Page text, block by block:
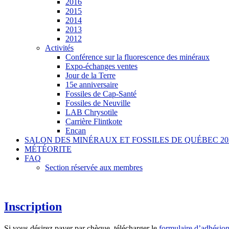
2016
2015
2014
2013
2012
Activités
Conférence sur la fluorescence des minéraux
Expo-échanges ventes
Jour de la Terre
15e anniversaire
Fossiles de Cap-Santé
Fossiles de Neuville
LAB Chrysotile
Carrière Flintkote
Encan
SALON DES MINÉRAUX ET FOSSILES DE QUÉBEC
MÉTÉORITE
FAQ
Section réservée aux membres
Inscription